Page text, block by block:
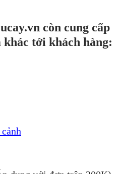
còn cung cấp
tới khách hàng: